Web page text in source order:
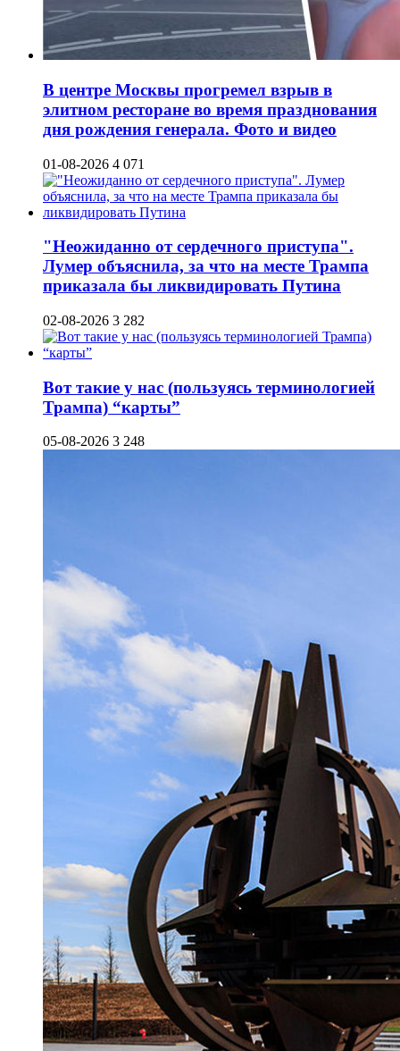
В центре Москвы прогремел взрыв в
элитном ресторане во время празднования
дня рождения генерала. Фото и видео
01-08-2026 4 071
"Неожиданно от сердечного приступа".
Лумер объяснила, за что на месте Трампа
приказала бы ликвидировать Путина
02-08-2026 3 282
Вот такие у нас (пользуясь терминологией
Трампа) “карты”
05-08-2026 3 248